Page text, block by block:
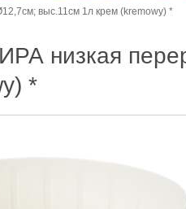
выс.11см 1л крем (kremowy) *
низкая
*